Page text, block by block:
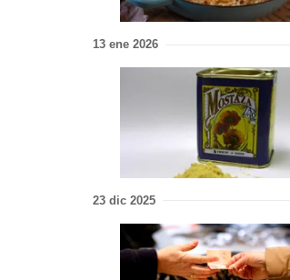
13 ene 2026
23 dic 2025